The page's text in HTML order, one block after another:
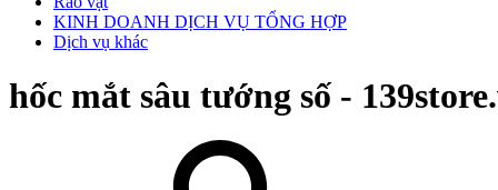
KINH DOANH DỊCH VỤ TỔNG HỢP
Dịch vụ khác
hốc mắt sâu tướng số -